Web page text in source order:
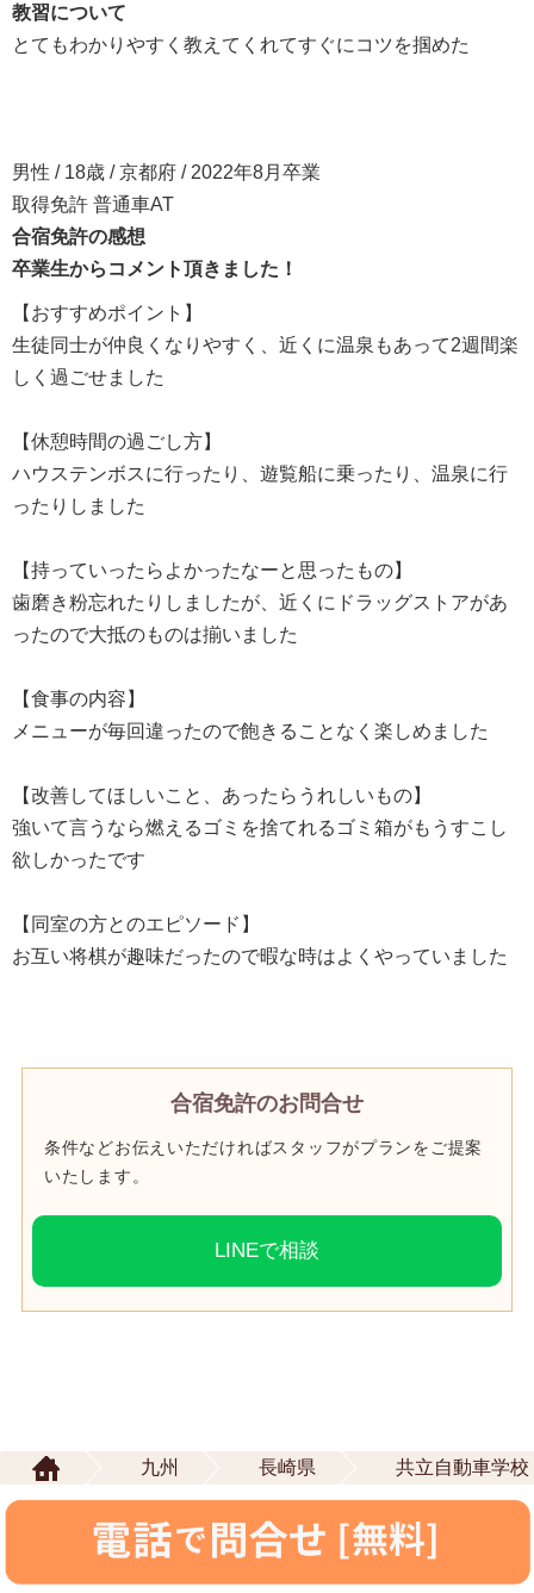
九州 長崎県 共立自動車学校
教習について
とてもわかりやすく教えてくれてすぐにコツを掴めた
男性 / 18歳 / 京都府 / 2022年8月卒業
取得免許 普通車AT
合宿免許の感想
卒業生からコメント頂きました！
【おすすめポイント】
生徒同士が仲良くなりやすく、近くに温泉もあって2週間楽
しく過ごせました
【休憩時間の過ごし方】
ハウステンボスに行ったり、遊覧船に乗ったり、温泉に行
ったりしました
【持っていったらよかったなーと思ったもの】
歯磨き粉忘れたりしましたが、近くにドラッグストアがあ
ったので大抵のものは揃いました
【食事の内容】
メニューが毎回違ったので飽きることなく楽しめました
【改善してほしいこと、あったらうれしいもの】
強いて言うなら燃えるゴミを捨てれるゴミ箱がもうすこし
欲しかったです
【同室の方とのエピソード】
お互い将棋が趣味だったので暇な時はよくやっていました
合宿免許のお問合せ
条件などお伝えいただければスタッフがプランをご提案
いたします。
LINEで相談